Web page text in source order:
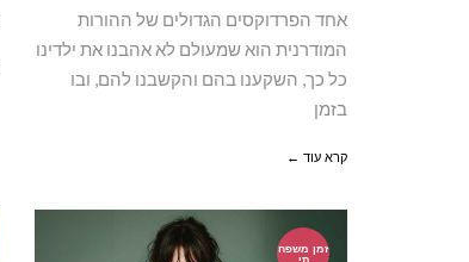
אחד הפרדוקסים הגדולים של ההורות
המודרנית הוא שמעולם לא אהבנו את ילדינו
כל כך, השקענו בהם והקשבנו להם, ובו
בזמן
קרא עוד ←
זמן משפח
תי